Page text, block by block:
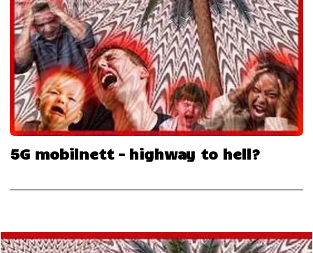
5G mobilnett – highway to hell?